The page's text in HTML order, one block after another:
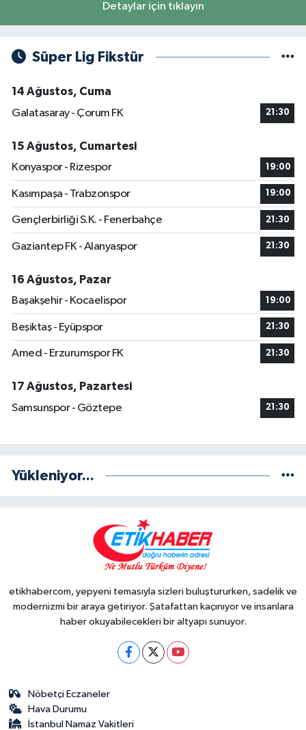
Detaylar için tıklayın
Süper Lig Fikstür
14 Ağustos, Cuma
Galatasaray - Çorum FK
21:30
15 Ağustos, Cumartesi
Konyaspor - Rizespor
19:00
Kasımpaşa - Trabzonspor 19:00
Gençlerbirliği S.K. - Fenerbahçe 21:30
Gaziantep FK - Alanyaspor 21:30
16 Ağustos, Pazar
Başakşehir - Kocaelispor
19:00
Beşiktaş - Eyüpspor 21:30
Amed - Erzurumspor FK 21:30
17 Ağustos, Pazartesi
Samsunspor - Göztepe
21:30
Yükleniyor...
etikhabercom, yepyeni temasıyla sizleri buluştururken, sadelik ve
modernizmi bir araya getiriyor. Şatafattan kaçınıyor ve insanlara
haber okuyabilecekleri bir altyapı sunuyor.
Nöbetçi Eczaneler
Hava Durumu
İstanbul Namaz Vakitleri